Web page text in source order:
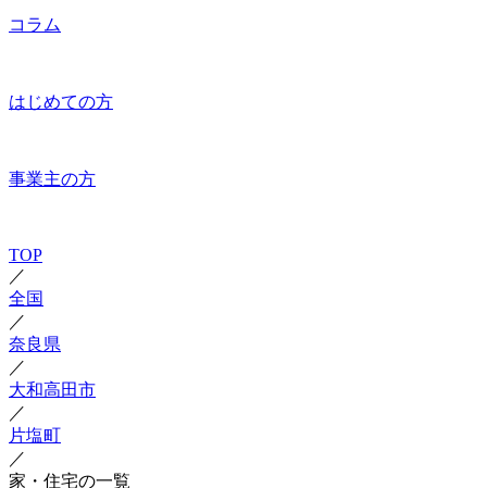
コラム
はじめての方
事業主の方
TOP
／
全国
／
奈良県
／
大和高田市
／
片塩町
／
家・住宅の一覧